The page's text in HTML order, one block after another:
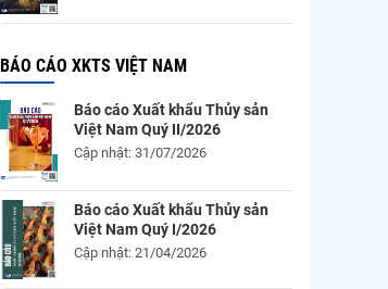
BÁO CÁO XKTS VIỆT NAM
Báo cáo Xuất khẩu Thủy sản
Việt Nam Quý II/2026
Cập nhật: 31/07/2026
Báo cáo Xuất khẩu Thủy sản
Việt Nam Quý I/2026
Cập nhật: 21/04/2026